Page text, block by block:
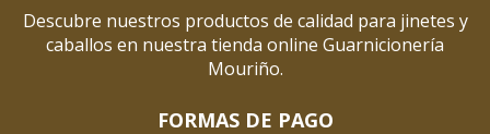
Descubre nuestros productos de calidad para jinetes y
caballos en nuestra tienda online Guarnicionería
Mouriño.
FORMAS DE PAGO